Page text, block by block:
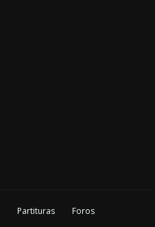
Partituras Foros